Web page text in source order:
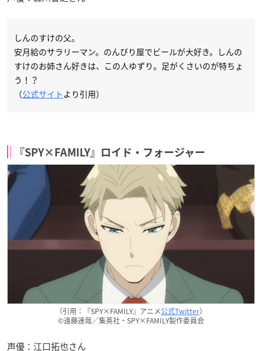
しんのすけの父。
安月給のサラリーマン。のんびり屋でビールが大好き。しんの
すけのお姉さん好きは、この人ゆずり。足がくさいのが特ちょ
う！？
（公式サイト より引用）
『SPY×FAMILY』ロイド・フォージャー
（引用：『SPY×FAMILY』アニメ公式Twitter）
©遠藤達哉／集英社・SPY×FAMILY製作委員会
声優：江口拓也さん